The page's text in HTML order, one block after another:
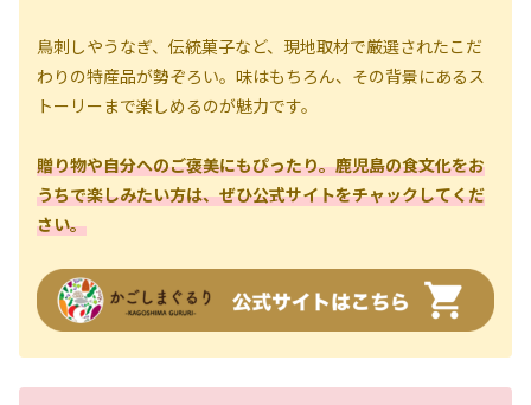
鳥刺しやうなぎ、伝統菓子など、現地取材で厳選されたこだ
わりの特産品が勢ぞろい。味はもちろん、その背景にあるス
トーリーまで楽しめるのが魅力です。
贈り物や自分へのご褒美にもぴったり。鹿児島の食文化をお
うちで楽しみたい方は、ぜひ公式サイトをチャックしてくだ
さい。